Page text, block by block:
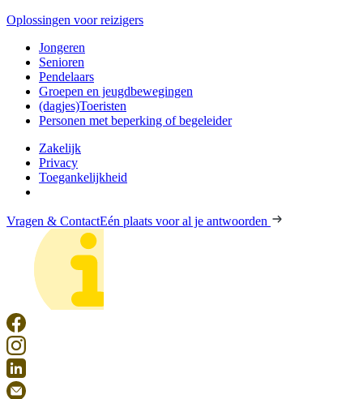
Oplossingen voor reizigers
Jongeren
Senioren
Pendelaars
Groepen en jeugdbewegingen
(dagjes)Toeristen
Personen met beperking of begeleider
Zakelijk
Privacy
Toegankelijkheid
Vragen & ContactEén plaats voor al je antwoorden